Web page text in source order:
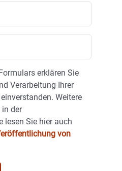
erklären Sie
Verarbeitung Ihrer
Weitere
der
lesen Sie hier auch
von